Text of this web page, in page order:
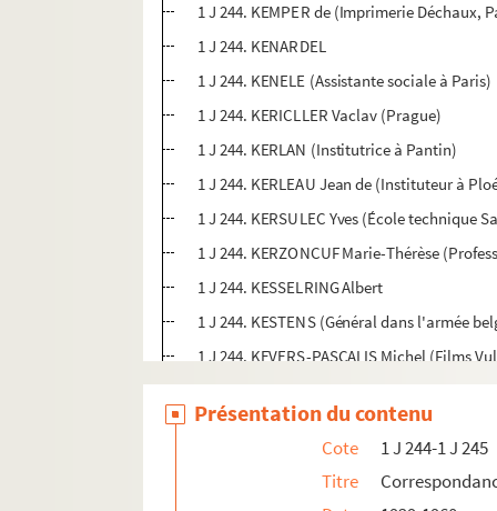
1 J 244. KEMPER de (Imprimerie Déchaux,
1 J 244. KENARDEL
1 J 244. KENELE (Assistante sociale à Paris)
1 J 244. KERICLLER Vaclav (Prague)
1 J 244. KERLAN (Institutrice à Pantin)
1 J 244. KERLEAU Jean de (Instituteur à
1 J 244. KERSULEC Yves (École technique
1 J 244. KERZONCUF Marie-Thérèse
1 J 244. KESSELRING Albert
1 J 244. KESTENS (Général dans l'armée
1 J 244. KEVERS-PASCALIS Michel (Films
1 J 244. KEYES (British Council, Paris)
1 J 244. KIENAN-GOBLET
1 J 244. KILCHERR (Recteur des écoles
Présentation du contenu
Cote
1 J 244-1 J 245
Titre